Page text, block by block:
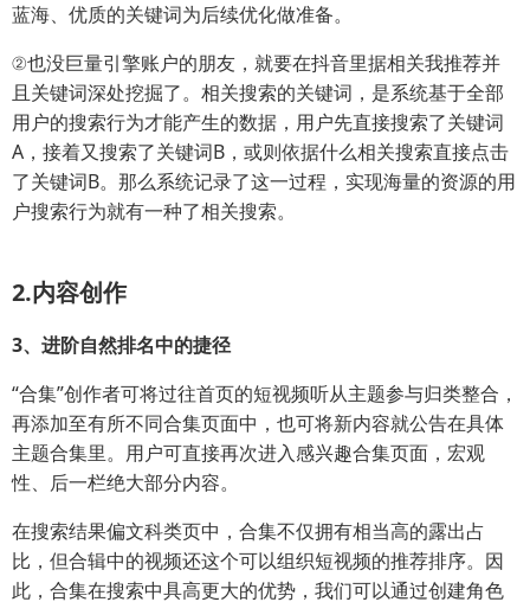
蓝海、优质的关键词为后续优化做准备。
②也没巨量引擎账户的朋友，就要在抖音里据相关我推荐并
且关键词深处挖掘了。相关搜索的关键词，是系统基于全部
用户的搜索行为才能产生的数据，用户先直接搜索了关键词
A，接着又搜索了关键词B，或则依据什么相关搜索直接点击
了关键词B。那么系统记录了这一过程，实现海量的资源的用
户搜索行为就有一种了相关搜索。
2.内容创作
3、进阶自然排名中的捷径
“合集”创作者可将过往首页的短视频听从主题参与归类整合，
再添加至有所不同合集页面中，也可将新内容就公告在具体
主题合集里。用户可直接再次进入感兴趣合集页面，宏观
性、后一栏绝大部分内容。
在搜索结果偏文科类页中，合集不仅拥有相当高的露出占
比，但合辑中的视频还这个可以组织短视频的推荐排序。因
此，合集在搜索中具高更大的优势，我们可以通过创建角色